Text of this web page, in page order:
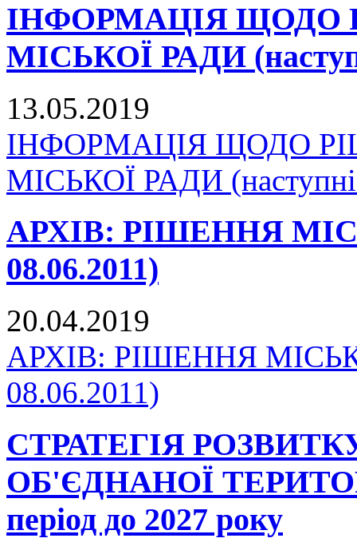
ІНФОРМАЦІЯ ЩОДО
МІСЬКОЇ РАДИ
13.05.2019
ІНФОРМАЦІЯ ЩОДО
МІСЬКОЇ РАДИ (наступні
АРХІВ: РІШЕННЯ
08.06.2011)
20.04.2019
АРХІВ: РІШЕННЯ
08.06.2011)
СТРАТЕГІЯ
ОБ'ЄДНАНОЇ
період до 2027 року